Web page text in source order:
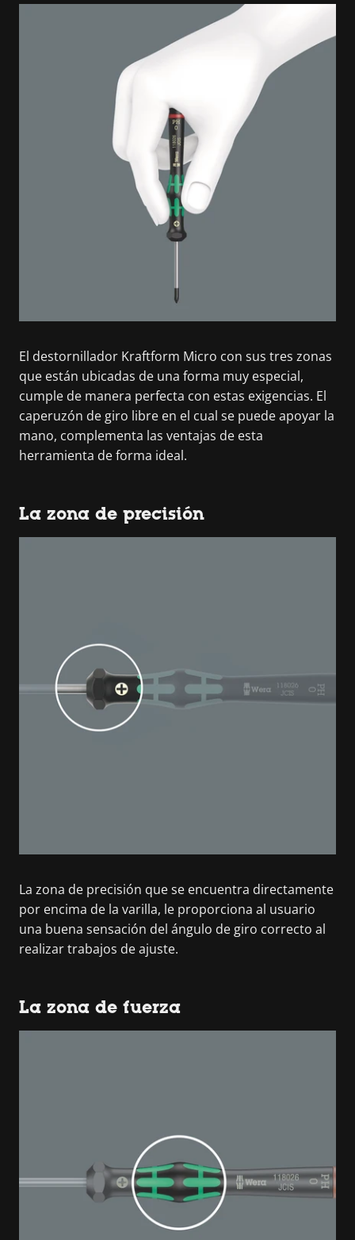
El destornillador Kraftform Micro con sus tres zonas
que están ubicadas de una forma muy especial,
cumple de manera perfecta con estas exigencias. El
caperuzón de giro libre en el cual se puede apoyar la
mano, complementa las ventajas de esta
herramienta de forma ideal.
La zona de precisión
La zona de precisión que se encuentra directamente
por encima de la varilla, le proporciona al usuario
una buena sensación del ángulo de giro correcto al
realizar trabajos de ajuste.
La zona de fuerza